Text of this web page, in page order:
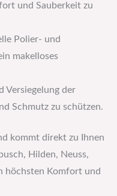
und Sauberkeit zu
Polier- und
makelloses
Versiegelung der
Schmutz zu schützen.
kommt direkt zu Ihnen
Hilden, Neuss,
höchsten Komfort und